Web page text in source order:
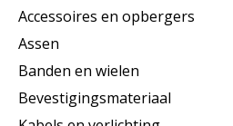
Accessoires en opbergers
Assen
Banden en wielen
Bevestigingsmateriaal